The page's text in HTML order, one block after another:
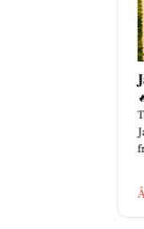
🔥
fra
Åbn